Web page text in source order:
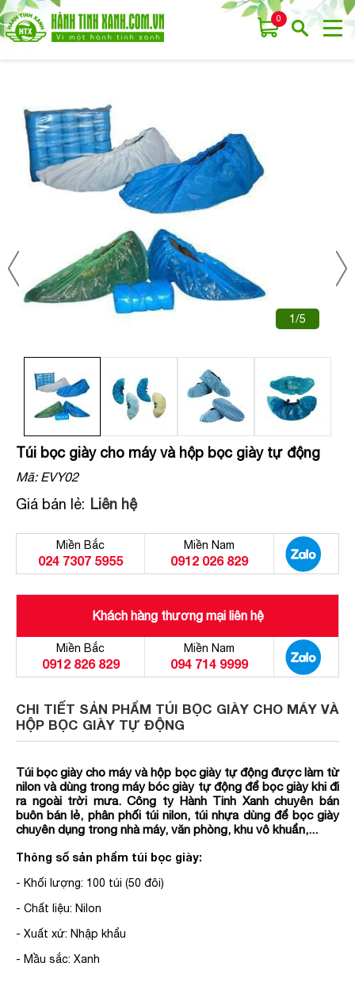
0
1/5
Túi bọc giày cho máy và hộp bọc giày tự động
Mã:EVY02
Giá bán lẻ: Liên hệ
Miền Bắc
024 7307 5955
Miền Nam
0912 026 829
Khách hàng thương mại liên hệ
Miền Bắc
0912 826 829
Miền Nam
094 714 9999
CHI TIẾT SẢN PHẨM TÚI BỌC GIÀY CHO MÁY VÀ
HỘP BỌC GIÀY TỰ ĐỘNG
Túi bọc giày cho máy và hộp bọc giày tự động được làm từ
nilon và dùng trong máy bóc giày tự động để bọc giày khi đi
ra ngoài trời mưa. Công ty Hành Tinh Xanh chuyên bán
buôn bán lẻ, phân phối túi nilon, túi nhựa dùng để bọc giày
chuyên dụng trong nhà máy, văn phòng, khu vô khuẩn,...
Thông số sản phẩm túi bọc giày:
- Khối lượng: 100 túi (50 đôi)
- Chất liệu: Nilon
- Xuất xứ: Nhập khẩu
- Mầu sắc: Xanh